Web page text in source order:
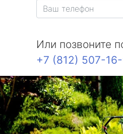
Или позвоните
+7 (812) 507-